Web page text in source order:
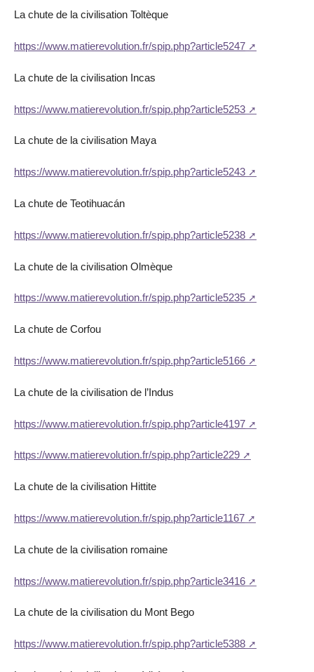
La chute de la civilisation Toltèque
https://www.matierevolution.fr/spip.php?article5247
La chute de la civilisation Incas
https://www.matierevolution.fr/spip.php?article5253
La chute de la civilisation Maya
https://www.matierevolution.fr/spip.php?article5243
La chute de Teotihuacán
https://www.matierevolution.fr/spip.php?article5238
La chute de la civilisation Olmèque
https://www.matierevolution.fr/spip.php?article5235
La chute de Corfou
https://www.matierevolution.fr/spip.php?article5166
La chute de la civilisation de l’Indus
https://www.matierevolution.fr/spip.php?article4197
https://www.matierevolution.fr/spip.php?article229
La chute de la civilisation Hittite
https://www.matierevolution.fr/spip.php?article1167
La chute de la civilisation romaine
https://www.matierevolution.fr/spip.php?article3416
La chute de la civilisation du Mont Bego
https://www.matierevolution.fr/spip.php?article5388